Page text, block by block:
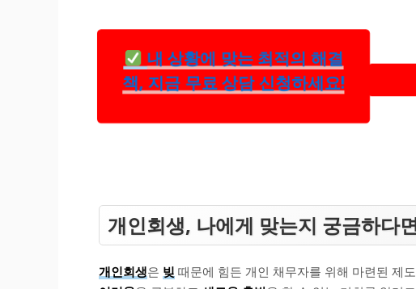
내 상황에 맞는 최적의 해결
책, 지금 무료 상담 신청하세요!
개인회생, 나에게 맞는지 궁금하다
개인회생은 빚 때문에 힘든 개인 채무자를 위해 마련된 제